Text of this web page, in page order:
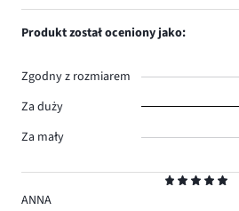
5
ANNA
1,
Produkt został oceniony jako:
Zgodny z rozmiarem
Za duży
Za mały